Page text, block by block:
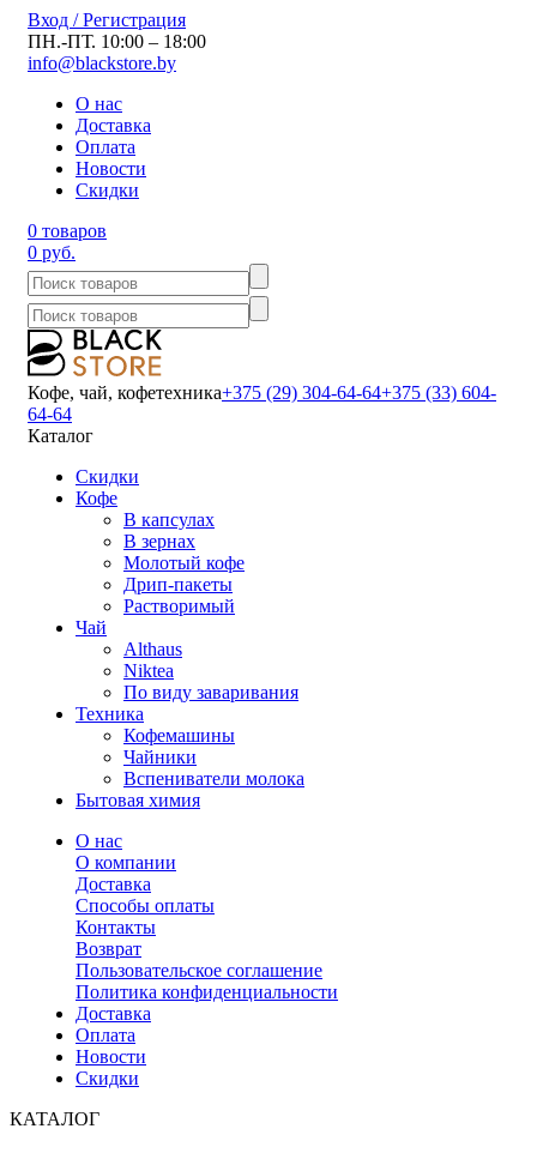
Вход / Регистрация
ПН.-ПТ. 10:00 – 18:00
info@blackstore.by
О нас
Доставка
Оплата
Новости
Скидки
0 товаров
0 руб.
Кофе, чай, кофетехника+375 (29) 304-64-64+375 (33) 604-
64-64
Каталог
Скидки
Кофе
В капсулах
В зернах
Молотый кофе
Дрип-пакеты
Растворимый
Чай
Althaus
Niktea
По виду заваривания
Техника
Кофемашины
Чайники
Вспениватели молока
Бытовая химия
О нас
О компании
Доставка
Способы оплаты
Контакты
Возврат
Пользовательское соглашение
Политика конфиденциальности
Доставка
Оплата
Новости
Скидки
КАТАЛОГ